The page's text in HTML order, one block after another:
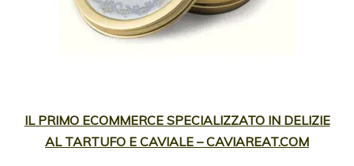
IL PRIMO ECOMMERCE SPECIALIZZATO IN DELIZIE
AL TARTUFO E CAVIALE – CAVIAREAT.COM